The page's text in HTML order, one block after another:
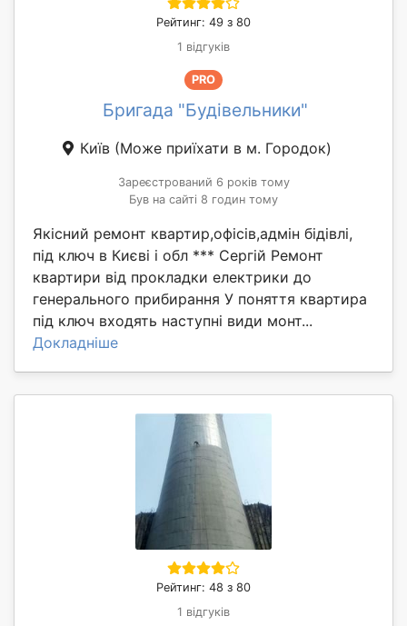
Рейтинг: 49 з 80
1 відгуків
PRO
Бригада "Будівельники"
Київ (Може приїхати в м. Городок)
Зареєстрований 6 років тому
Був на сайті 8 годин тому
Якісний ремонт квартир,офісів,адмін бідівлі,
під ключ в Києві і обл *** Сергій Ремонт
квартири від прокладки електрики до
генерального прибирання У поняття квартира
під ключ входять наступні види монт...
Докладніше
Рейтинг: 48 з 80
1 відгуків